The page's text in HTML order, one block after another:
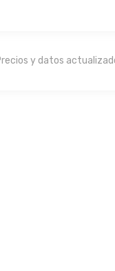
y datos